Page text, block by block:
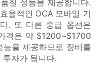
율적인 OCA 모바일 기
. 또 다른 중급 옵션은
격은 약 $1200~$1700
을 제공하므로 장비를
자가 됩니다.